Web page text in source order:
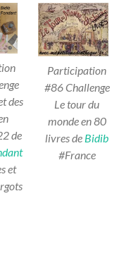
des
de
et
Participation
#86 Challenge
Le tour du
monde en 80
livres de Bidib
#France